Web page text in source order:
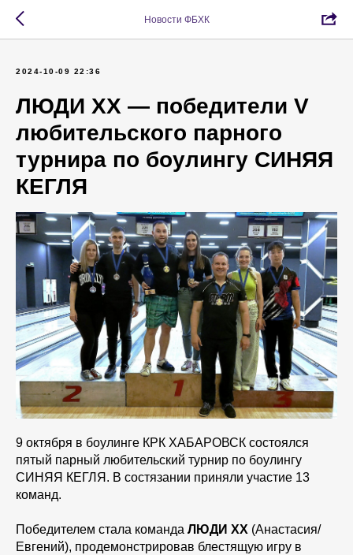
Новости ФБХК
2024-10-09 22:36
ЛЮДИ XX — победители V
любительского парного
турнира по боулингу СИНЯЯ
КЕГЛЯ
9 октября в боулинге КРК ХАБАРОВСК состоялся
пятый парный любительский турнир по боулингу
СИНЯЯ КЕГЛЯ. В состязании приняли участие 13
команд.
Победителем стала команда ЛЮДИ XX (Анастасия/
Евгений), продемонстрировав блестящую игру в